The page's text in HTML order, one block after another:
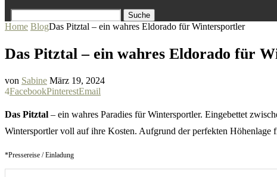
Suche
Home BlogDas Pitztal – ein wahres Eldorado für Wintersportler
Das Pitztal – ein wahres Eldorado für
von Sabine März 19, 2024
4FacebookPinterestEmail
Das Pitztal – ein wahres Paradies für Wintersportler. Eingebettet
Wintersportler voll auf ihre Kosten. Aufgrund der perfekten Höhenlage
*Pressereise / Einladung